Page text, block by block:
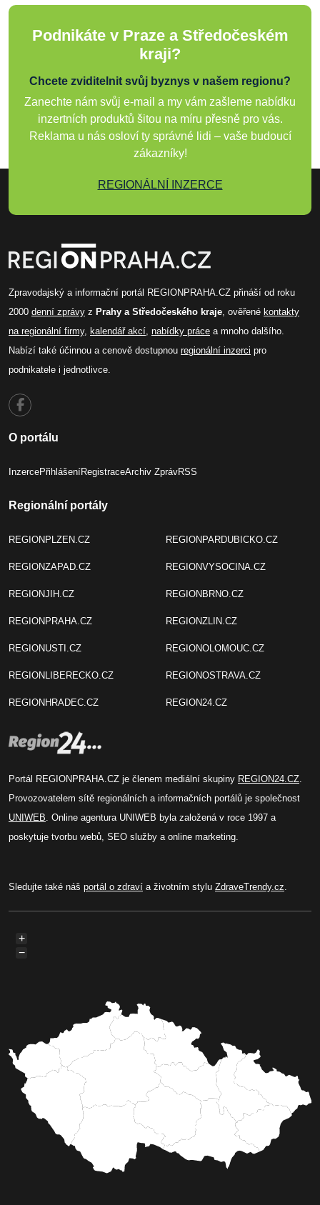
Podnikáte v Praze a Středočeském
kraji?
Chcete zviditelnit svůj byznys v našem regionu?
Zanechte nám svůj e-mail a my vám zašleme nabídku
inzertních produktů šitou na míru přesně pro vás.
Reklama u nás osloví ty správné lidi – vaše budoucí
zákazníky!
REGIONÁLNÍ INZERCE
Zpravodajský a informační portál REGIONPRAHA.CZ přináší od roku
2000 denní zprávy z Prahy a Středočeského kraje , ověřené kontakty
na regionální firmy, kalendář akcí nabídky práce a mnoho dalšího.
Nabízí také účinnou a cenově dostupnou regionální inzerci pro
podnikatele i jednotlivce.
O portálu
InzercePřihlášeníRegistraceArchiv ZprávRSS
Regionální portály
REGIONPLZEN.CZ
REGIONZAPAD.CZ
REGIONJIH.CZ
REGIONPRAHA.CZ
REGIONUSTI.CZ
REGIONLIBERECKO.CZ
REGIONHRADEC.CZ
REGIONPARDUBICKO.CZ
REGIONVYSOCINA.CZ
REGIONBRNO.CZ
REGIONZLIN.CZ
REGIONOLOMOUC.CZ
REGIONOSTRAVA.CZ
REGION24.CZ
Portál REGIONPRAHA.CZ je členem mediální skupiny REGION24.CZ
Provozovatelem sítě regionálních a informačních portálů je společnost
UNIWEB . Online agentura UNIWEB byla založená v roce 1997 a
poskytuje tvorbu webů, SEO služby a online marketing.
Sledujte také náš portál o zdraví a životním stylu ZdraveTrendy.cz
+
−